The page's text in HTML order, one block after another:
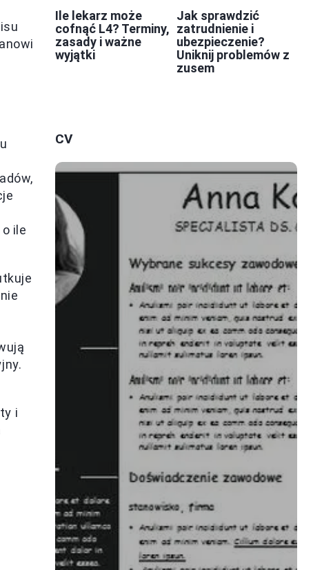
ile
i
Ile lekarz może
cofnąć L4? Terminy,
zasady i ważne
wyjątki
Jak sprawdzić
zatrudnienie i
ubezpieczenie?
Uniknij problemów z
zusem
CV